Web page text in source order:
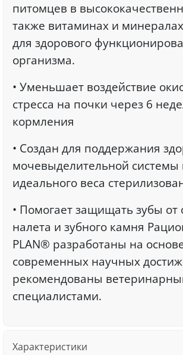
питомцев в
также витаминах и
для здорового
организма.
• Уменьшает воздействие
стресса на почки через 6
кормления
• Создан для поддержания
мочевыделительной системы
идеального веса
• Помогает защищать зубы от
налета и зубного камня
PLAN® разработаны на
современных научных
рекомендованы
специалистами.
Характеристики